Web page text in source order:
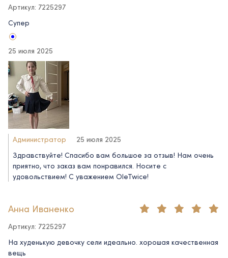
Артикул: 7225297
Супер
25 июля 2025
Администратор
25 июля 2025
Здравствуйте! Спасибо вам большое за отзыв! Нам очень
приятно, что заказ вам понравился. Носите с
удовольствием! С уважением OleTwice!
Анна Иваненко
Артикул: 7225297
На худенькую девочку сели идеально. хорошая качественная
вещь